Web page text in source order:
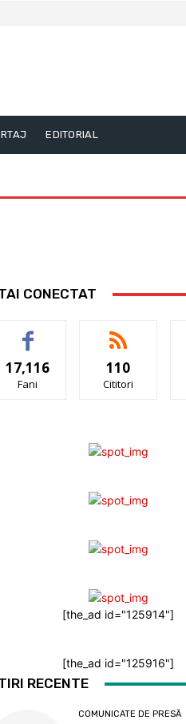
EDITORIAL
CONECTAT
17,116
Fani
110
Cititori
[the_ad id="125914"]
[the_ad id="125916"]
RECENTE
COMUNICATE DE PRESĂ